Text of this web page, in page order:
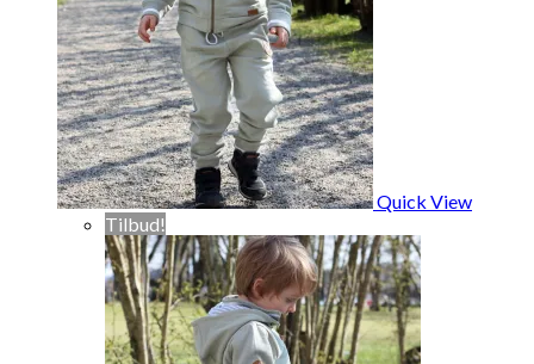
Quick View
Tilbud!